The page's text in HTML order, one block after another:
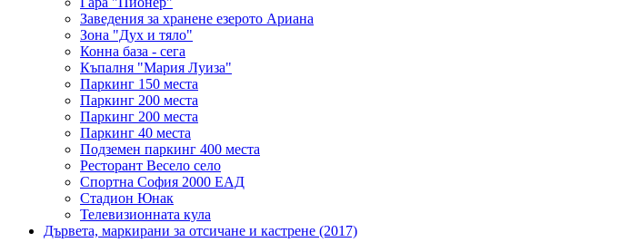
Заведения за хранене езерото Ариана
Зона "Дух и тяло"
Конна база - сега
Къпалня "Мария Луиза"
Паркинг 150 места
Паркинг 200 места
Паркинг 200 места
Паркинг 40 места
Подземен паркинг 400 места
Ресторант Весело село
Спортна София 2000 ЕАД
Стадион Юнак
Телевизионната кула
Дървета, маркирани за отсичане и кастрене (2017)